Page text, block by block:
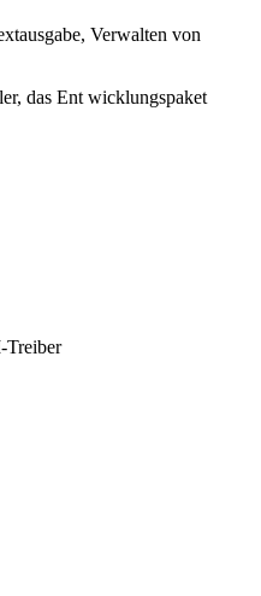
Verwalten von
das Ent wicklungspaket
Treiber